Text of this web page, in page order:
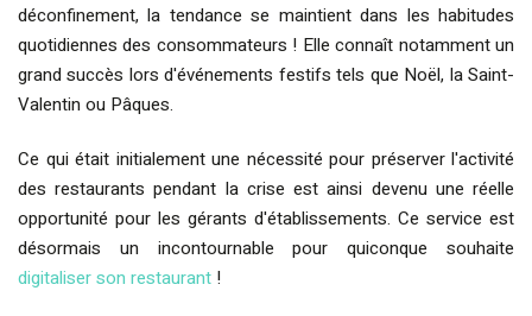
déconfinement, la tendance se maintient dans les habitudes
quotidiennes des consommateurs ! Elle connaît notamment un
grand succès lors d'événements festifs tels que Noël, la Saint-
Valentin ou Pâques.
Ce qui était initialement une nécessité pour préserver l'activité
des restaurants pendant la crise est ainsi devenu une réelle
opportunité pour les gérants d'établissements. Ce service est
désormais un incontournable pour quiconque souhaite
digitaliser son restaurant !